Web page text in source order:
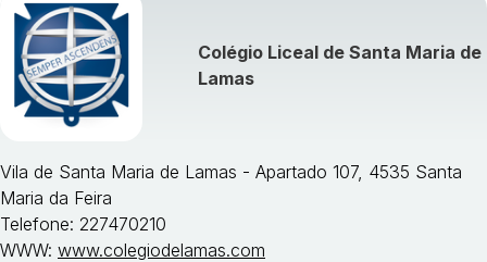
Colégio Liceal de Santa Maria de
Lamas
Vila de Santa Maria de Lamas - Apartado 107, 4535 Santa
Maria da Feira
Telefone: 227470210
WWW: www.colegiodelamas.com